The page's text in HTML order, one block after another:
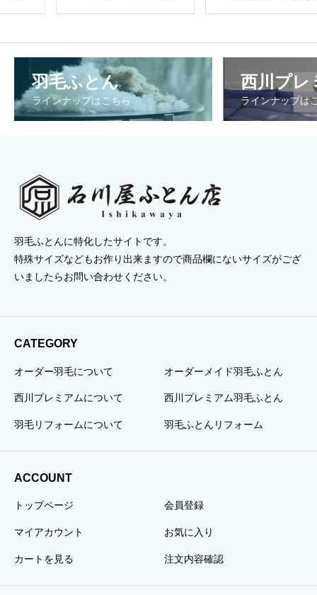
¥770,000
¥1,155,000
¥150,150
¥196,350
羽毛ふとん
ラインナップはこちら
西川プレ
ラインナップは
羽毛ふとんに特化したサイトです。
特殊サイズなどもお作り出来ますので商品欄にないサイズがござ
いましたらお問い合わせください。
CATEGORY
オーダー羽毛について オーダーメイド羽毛ふとん
西川プレミアムについて 西川プレミアム羽毛ふとん
羽毛リフォームについて 羽毛ふとんリフォーム
ACCOUNT
トップページ 会員登録
マイアカウント お気に入り
カートを見る 注文内容確認